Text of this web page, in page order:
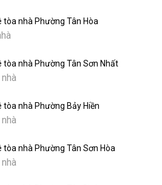
tòa nhà Phường Tân Hòa
tòa nhà Phường Tân Sơn Nhất
tòa nhà Phường Bảy Hiền
tòa nhà Phường Tân Sơn Hòa